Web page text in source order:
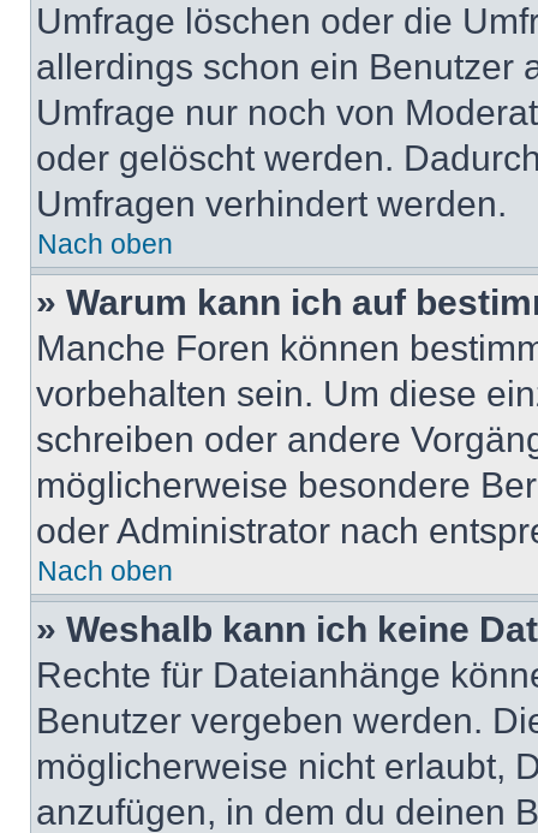
Umfrage löschen oder die
allerdings schon ein Benutzer
Umfrage nur noch von
oder gelöscht werden.
Umfragen verhindert werden.
Nach oben
» Warum kann ich auf
Manche Foren können
vorbehalten sein. Um diese
schreiben oder andere
möglicherweise besondere
oder Administrator nach
Nach oben
» Weshalb kann ich keine
Rechte für Dateianhänge
Benutzer vergeben werden.
möglicherweise nicht erlaubt,
anzufügen, in dem du deinen